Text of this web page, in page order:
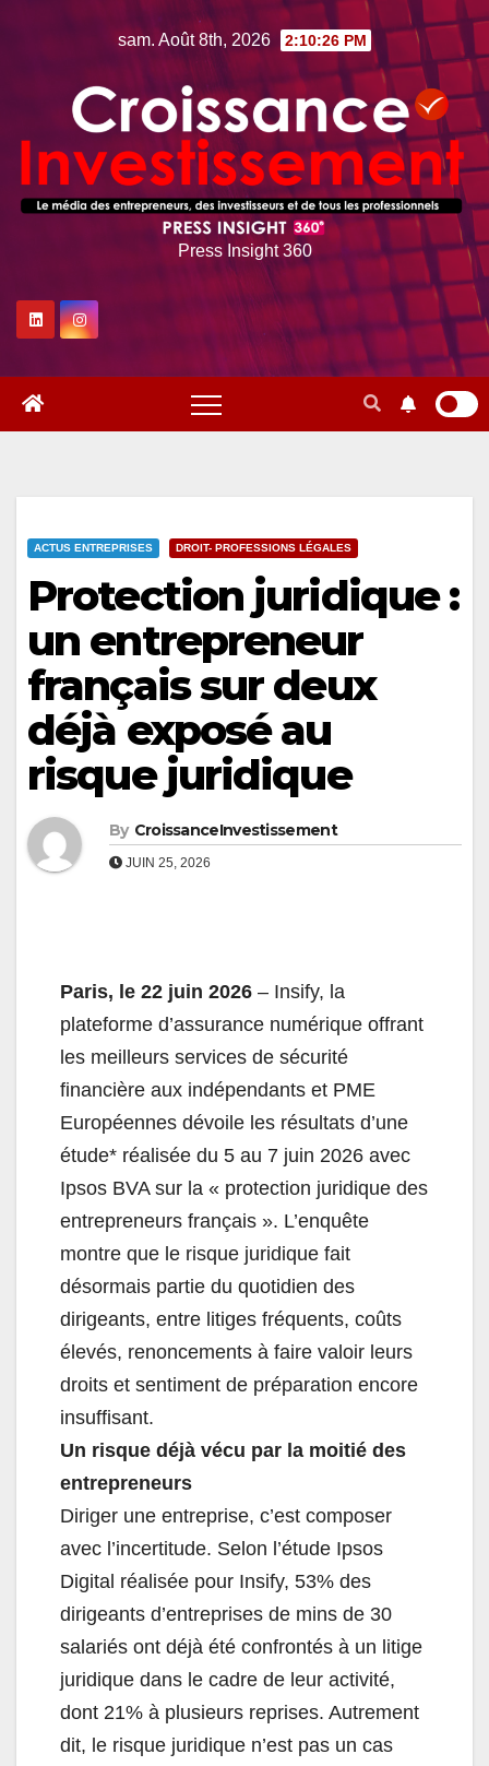
sam. Août 8th, 2026 2:10:27 PM
Press Insight 360
ACTUS ENTREPRISES DROIT- PROFESSIONS LÉGALES
Protection juridique :
un entrepreneur
français sur deux
déjà exposé au
risque juridique
By CroissanceInvestissement
JUIN 25, 2026
Paris, le 22 juin 2026 – Insify, la
plateforme d’assurance numérique offrant
les meilleurs services de sécurité
financière aux indépendants et PME
Européennes dévoile les résultats d’une
étude* réalisée du 5 au 7 juin 2026 avec
Ipsos BVA sur la « protection juridique des
entrepreneurs français ». L’enquête
montre que le risque juridique fait
désormais partie du quotidien des
dirigeants, entre litiges fréquents, coûts
élevés, renoncements à faire valoir leurs
droits et sentiment de préparation encore
insuffisant.
Un risque déjà vécu par la moitié des
entrepreneurs
Diriger une entreprise, c’est composer
avec l’incertitude. Selon l’étude Ipsos
Digital réalisée pour Insify, 53% des
dirigeants d’entreprises de mins de 30
salariés ont déjà été confrontés à un litige
juridique dans le cadre de leur activité,
dont 21% à plusieurs reprises. Autrement
dit, le risque juridique n’est pas un cas